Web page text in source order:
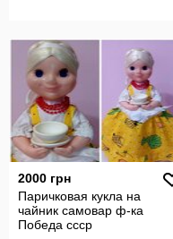
2000 грн
Паричковая кукла на
чайник самовар ф-ка
Победа ссср